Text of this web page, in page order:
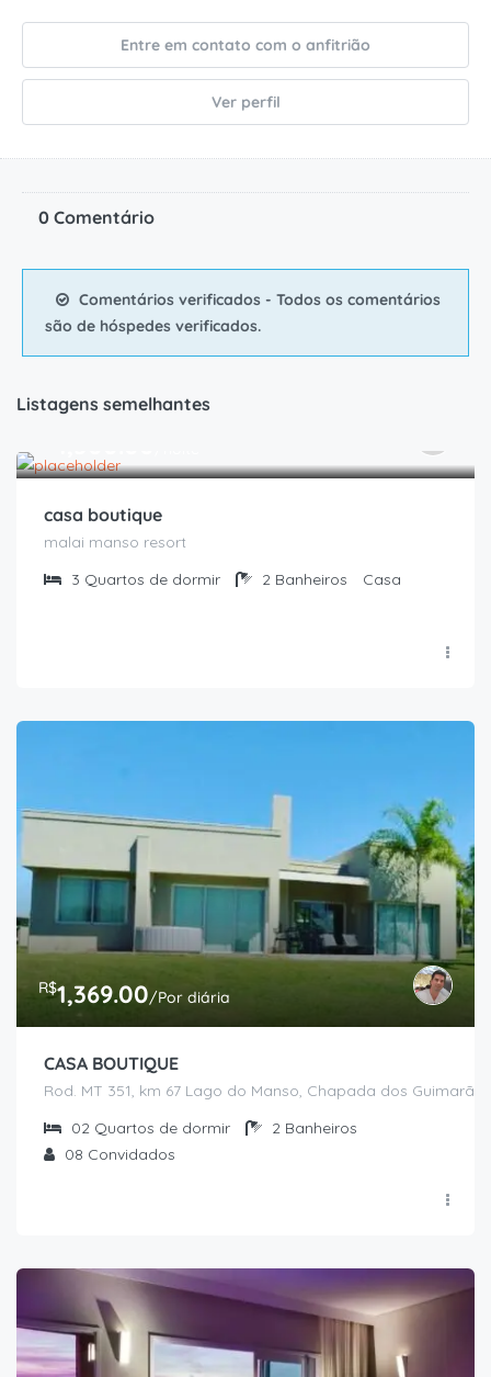
Entre em contato com o anfitrião
Ver perfil
0 Comentário
Comentários verificados - Todos os comentários
são de hóspedes verificados.
Listagens semelhantes
casa boutique
malai manso resort
3 Quartos de dormir 2 Banheiros Casa
R$1,369.00/Por diária
CASA BOUTIQUE
Rod. MT 351, km 67 Lago do Manso, Chapada dos
02 Quartos de dormir 2 Banheiros
08 Convidados